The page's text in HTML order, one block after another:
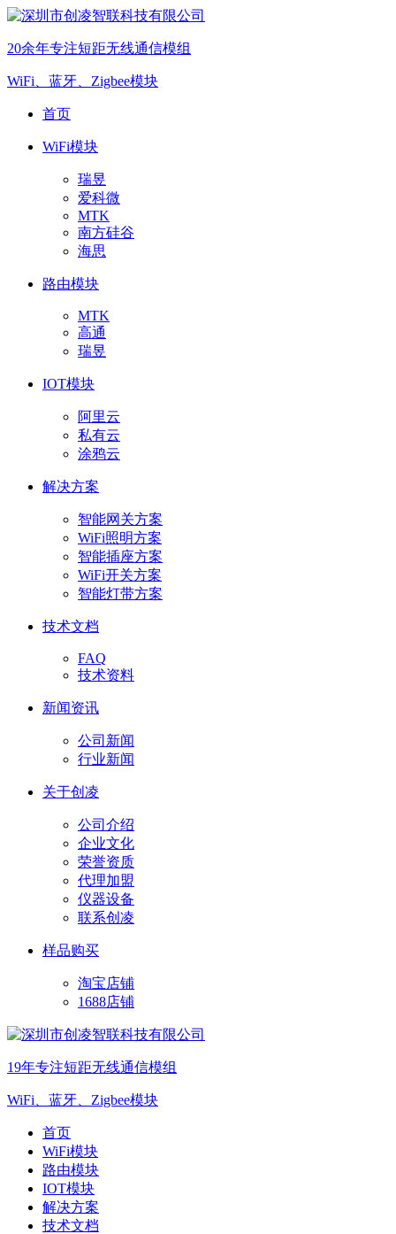
20余年专注短距无线通信模组
WiFi、蓝牙、Zigbee模块
首页
WiFi模块
瑞昱
爱科微
MTK
南方硅谷
海思
路由模块
MTK
高通
瑞昱
IOT模块
阿里云
私有云
涂鸦云
解决方案
智能网关方案
WiFi照明方案
智能插座方案
WiFi开关方案
智能灯带方案
技术文档
FAQ
技术资料
新闻资讯
公司新闻
行业新闻
关于创凌
公司介绍
企业文化
荣誉资质
代理加盟
仪器设备
联系创凌
样品购买
淘宝店铺
1688店铺
19年专注短距无线通信模组
WiFi、蓝牙、Zigbee模块
首页
WiFi模块
路由模块
IOT模块
解决方案
技术文档